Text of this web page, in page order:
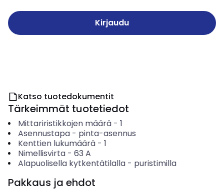
Kirjaudu
Katso tuotedokumentit
Tärkeimmät tuotetiedot
Mittariristikkojen määrä- 1
Asennustapa- pinta-asennus
Kenttien lukumäärä- 1
Nimellisvirta- 63 A
Alapuolisella kytkentätilalla- puristimilla
Pakkaus ja ehdot